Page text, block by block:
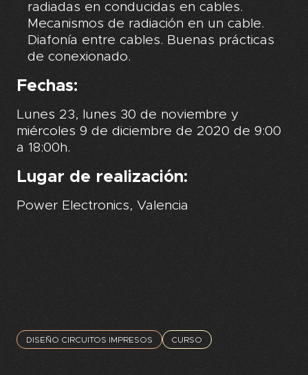
radiadas en conducidas en cables.
Mecanismos de radiación en un cable.
Diafonía entre cables. Buenas prácticas
de conexionado.
Fechas:
Lunes 23, lunes 30 de noviembre y
miércoles 9 de diciembre de 2020 de 9:00
a 18:00h.
Lugar de realización:
Power Electronics, Valencia
DISEÑO CIRCUITOS IMPRESOS CURSO